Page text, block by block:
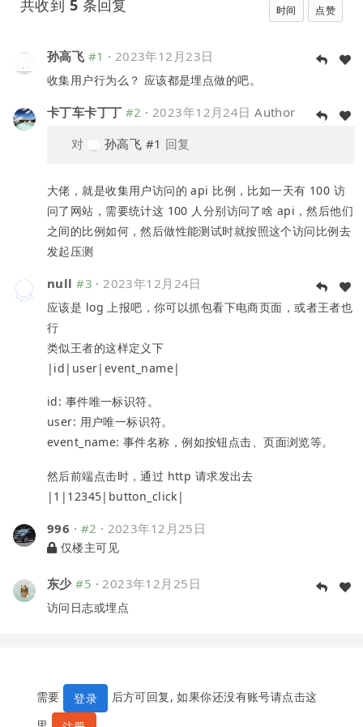
共收到 5 条回复 时间 点赞
孙高飞 #1 · 2023年12月23日
收集用户行为么？ 应该都是埋点做的吧。
卡丁车卡丁丁 #2 · 2023年12月24日 Author
对
孙高飞 #1 回复
大佬，就是收集用户访问的 api 比例，比如一天有 100 访
问了网站，需要统计这 100 人分别访问了啥 api，然后他们
之间的比例如何，然后做性能测试时就按照这个访问比例去
发起压测
null #3 · 2023年12月24日
应该是 log 上报吧，你可以抓包看下电商页面，或者王者也
行
类似王者的这样定义下
|id|user|event_name|
id: 事件唯一标识符。
user: 用户唯一标识符。
event_name: 事件名称，例如按钮点击、页面浏览等。
然后前端点击时，通过 http 请求发出去
|1|12345|button_click|
996 · #2 · 2023年12月25日
仅楼主可见
东少 #5 ·2023年12月25日
访问日志或埋点
需要 登录
后方可回复, 如果你还没有账号请点击这